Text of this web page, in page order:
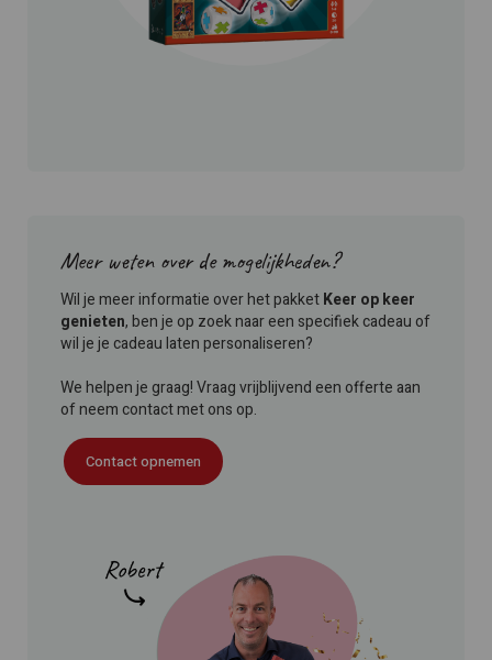
Meer weten over de mogelijkheden?
Wil je meer informatie over het pakketKeer op keer
genieten, ben je op zoek naar een specifiek cadeau of
wil je je cadeau laten personaliseren?
We helpen je graag! Vraag vrijblijvend een offerte aan
of neem contact met ons op.
Contact opnemen